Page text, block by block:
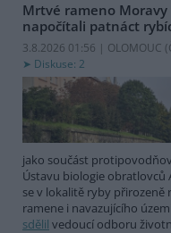
Mrtvé rameno Moravy
napočítali patnáct
3.8.2026 01:56 | OLOMOUC (
Diskuse: 2
jako součást
Ústavu biologie obratlovců
se v lokalitě ryby
ramene i navazujícího
sdělil vedoucí odboru